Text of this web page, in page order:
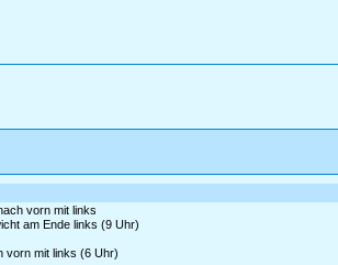
vorn mit links
am Ende links (9 Uhr)
vorn mit links (6 Uhr)